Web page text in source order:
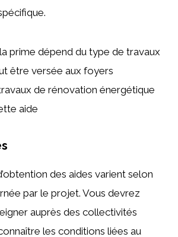
prime dépend du type de travaux
être versée aux foyers
de rénovation énergétique
aide
des aides varient selon
par le projet. Vous devrez
auprès des collectivités
les conditions liées au